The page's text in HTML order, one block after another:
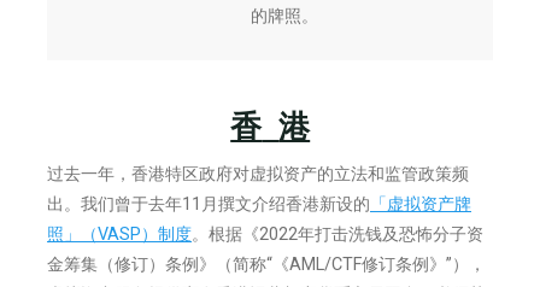
的牌照。
香 港
过去一年，香港特区政府对虚拟资产的立法和监管政策频
出。我们曾于去年11月撰文介绍香港新设的 「虚拟资产牌
照」（VASP）制度。根据《2022年打击洗钱及恐怖分子资
金筹集（修订）条例》（简称“《AML/CTF修订条例》”），